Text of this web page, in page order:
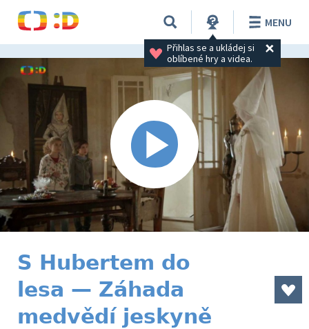
Přihlas se a ukládej si
oblíbené hry a videa.
MENU
S Hubertem do
lesa — Záhada
medvědí jeskyně